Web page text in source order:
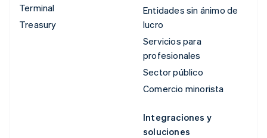
Terminal
Treasury
Entidades sin ánimo de
lucro
Servicios para
profesionales
Sector público
Comercio minorista
Integraciones y
soluciones